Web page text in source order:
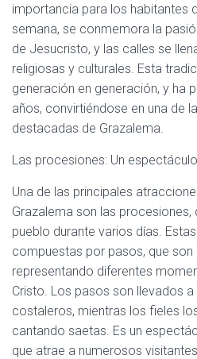
importancia para los habitantes
semana, se conmemora la
de Jesucristo, y las calles se
religiosas y culturales. Esta
generación en generación, y ha
años, convirtiéndose en una de
destacadas de Grazalema.
Las procesiones: Un
Una de las principales
Grazalema son las procesiones,
pueblo durante varios días.
compuestas por pasos, que son
representando diferentes
Cristo. Los pasos son llevados
costaleros, mientras los fieles
cantando saetas. Es un
que atrae a numerosos